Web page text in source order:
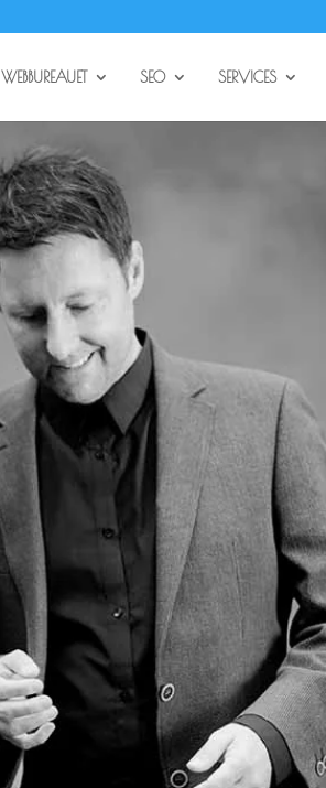
WEBBUREAUET SEO SERVICES